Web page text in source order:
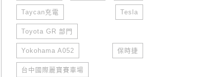
Taycan充電 Tesla
Toyota GR 部門
Yokohama A052 保時捷
台中國際麗寶賽車場